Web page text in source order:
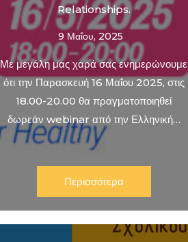
Relationships.
9 Μαΐου, 2025
Με μεγάλη μας χαρά σας ενημερώνουμε
ότι την Παρασκευή 16 Μαΐου 2025, στις
18.00-20.00 θα πραγματοποιηθεί
δωρεάν webinar από την Ελληνική…
Περισσότερα